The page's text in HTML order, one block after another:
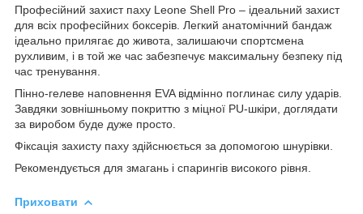
Професійний захист паху Leone Shell Pro – ідеальний захист
для всіх професійних боксерів. Легкий анатомічний бандаж
ідеально прилягає до живота, залишаючи спортсмена
рухливим, і в той же час забезпечує максимальну безпеку під
час тренування.
Пінно-гелеве наповнення EVA відмінно поглинає силу ударів.
Завдяки зовнішньому покриттю з міцної PU-шкіри, доглядати
за виробом буде дуже просто.
Фіксація захисту паху здійснюється за допомогою шнурівки.
Рекомендується для змагань і спарингів високого рівня.
Приховати